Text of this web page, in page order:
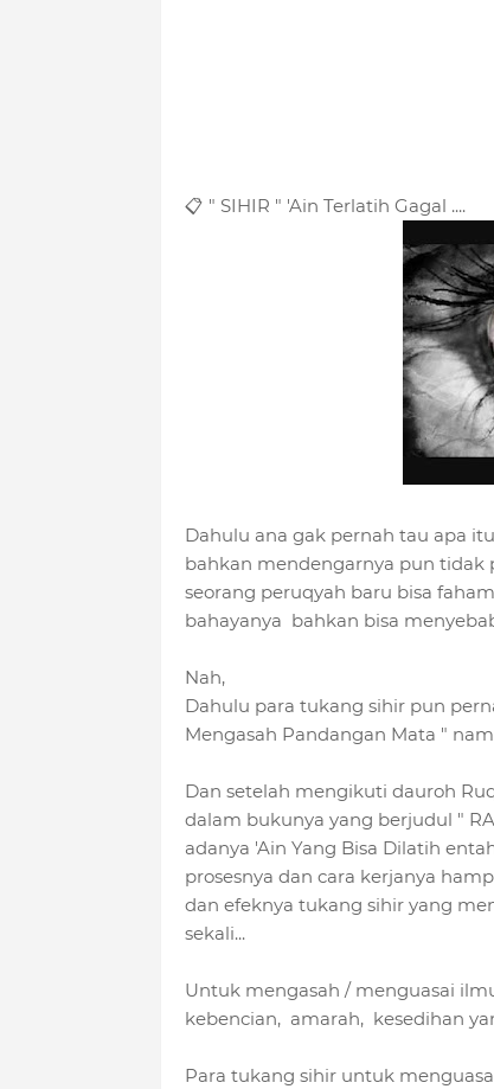
📋 " SIHIR " 'Ain Terlatih Gagal ....
Dahulu ana gak pernah tau apa
bahkan mendengarnya pun tidak
seorang peruqyah baru bisa
bahayanya bahkan bisa
Nah,
Dahulu para tukang sihir pun
Mengasah Pandangan Mata "
Dan setelah mengikuti dauroh
dalam bukunya yang berjudul "
adanya 'Ain Yang Bisa Dilatih
prosesnya dan cara kerjanya
dan efeknya tukang sihir yang
sekali...
Untuk mengasah / menguasai
kebencian, amarah, kesedihan
Para tukang sihir untuk